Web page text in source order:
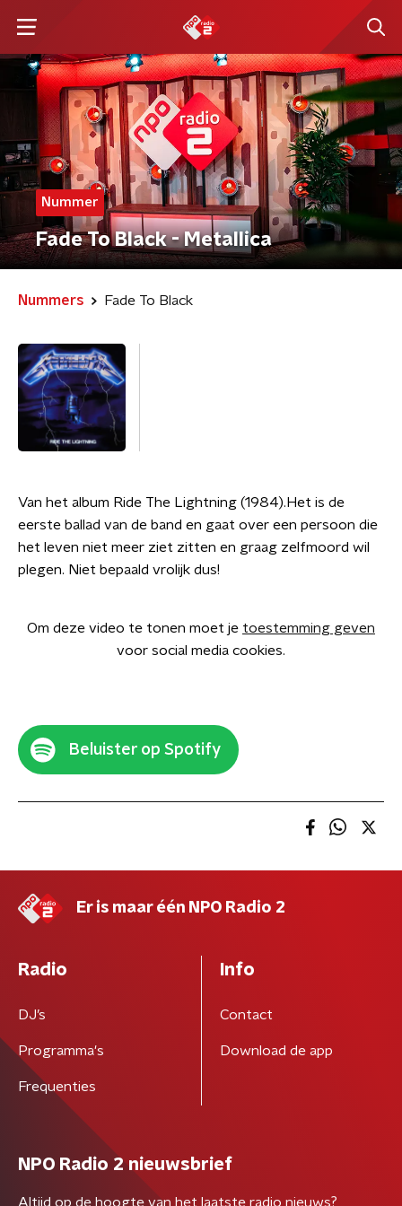
Nummer
Fade To Black - Metallica
Nummers Fade To Black
Van het album Ride The Lightning (1984).Het is de
eerste ballad van de band en gaat over een persoon die
het leven niet meer ziet zitten en graag zelfmoord wil
plegen. Niet bepaald vrolijk dus!
Om deze video te tonen moet je toestemming geven
voor social media cookies.
Beluister op Spotify
Er is maar één NPO Radio 2
Radio
DJ’s
Programma's
Frequenties
Info
Contact
Download de app
NPO Radio 2 nieuwsbrief
Altijd op de hoogte van het laatste radio nieuws?